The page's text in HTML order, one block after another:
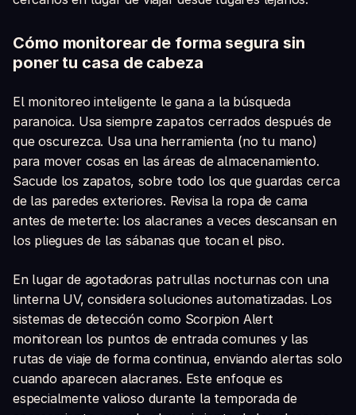
Cómo monitorear de forma segura sin
poner tu casa de cabeza
El monitoreo inteligente le gana a la búsqueda
paranoica. Usa siempre zapatos cerrados después de
que oscurezca. Usa una herramienta (no tu mano)
para mover cosas en las áreas de almacenamiento.
Sacude los zapatos, sobre todo los que guardas cerca
de las paredes exteriores. Revisa la ropa de cama
antes de meterte: los alacranes a veces descansan en
los pliegues de las sábanas que tocan el piso.
En lugar de agotadoras patrullas nocturnas con una
linterna UV, considera soluciones automatizadas. Los
sistemas de detección como Scorpion Alert
monitorean los puntos de entrada comunes y las
rutas de viaje de forma continua, enviando alertas solo
cuando aparecen alacranes. Este enfoque es
especialmente valioso durante la temporada de